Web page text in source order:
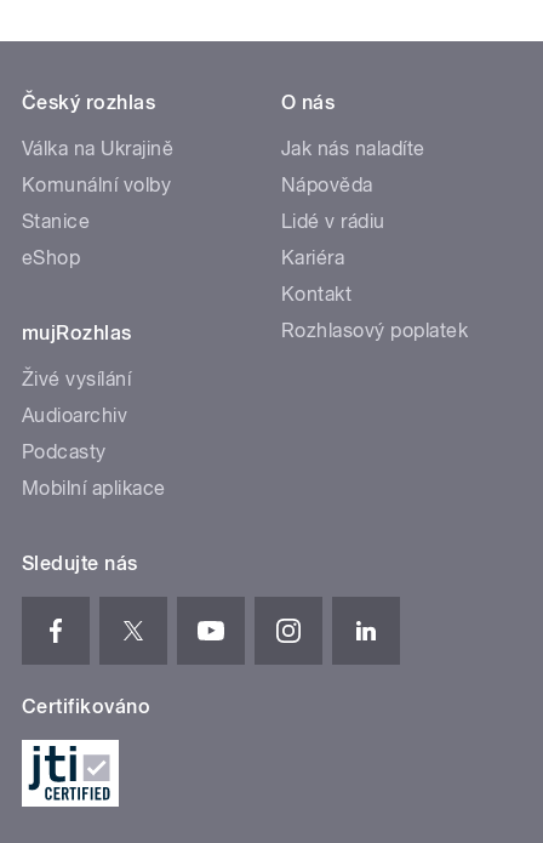
Český rozhlas
Válka na Ukrajině
Komunální volby
Stanice
eShop
mujRozhlas
Živé vysílání
Audioarchiv
Podcasty
Mobilní aplikace
O nás
Jak nás naladíte
Nápověda
Lidé v rádiu
Kariéra
Kontakt
Rozhlasový poplatek
Sledujte nás
Certifikováno